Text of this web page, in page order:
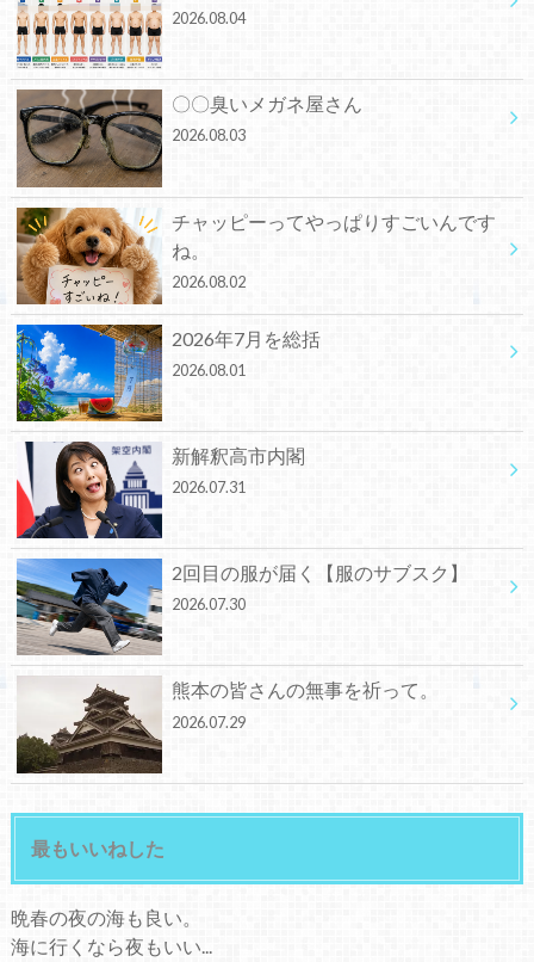
2026.08.04
〇〇臭いメガネ屋さん
2026.08.03
チャッピーってやっぱりすごいんです
ね。
2026.08.02
2026年7月を総括
2026.08.01
新解釈高市内閣
2026.07.31
2回目の服が届く【服のサブスク】
2026.07.30
熊本の皆さんの無事を祈って。
2026.07.29
最もいいねした
晩春の夜の海も良い。
海に行くなら夜もいい...